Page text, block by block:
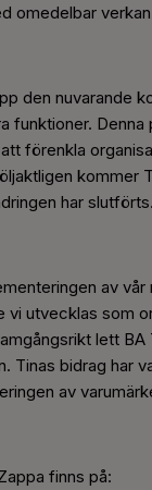
omedelbar
den nuvarande
funktioner.
förenkla
kommer
har slutförts.
av
utvecklas som
lett
Tinas bidrag har
av
finns på: